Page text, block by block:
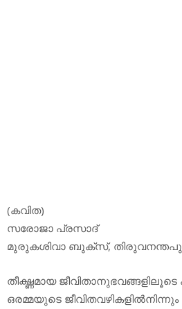
(കവിത)
സരോജാ പ്രസാദ്
മുരുകശിവാ ബുക്‌സ്,
തീക്ഷ്ണമായ
ഒരമ്മയുടെ ജീവിതവഴികളില്‍നിന്നും